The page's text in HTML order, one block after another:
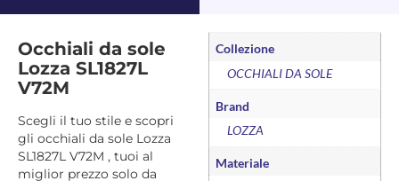
Occhiali da sole
Lozza SL1827L
V72M
Scegli il tuo stile e scopri
gli occhiali da sole Lozza
SL1827L V72M , tuoi al
miglior prezzo solo da
Collezione
OCCHIALI DA SOLE
Brand
LOZZA
Materiale